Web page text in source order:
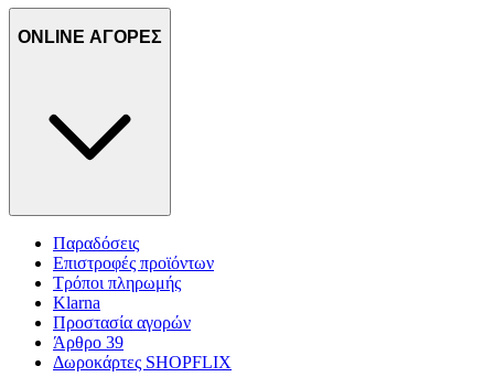
ONLINE ΑΓΟΡΕΣ
Παραδόσεις
Επιστροφές προϊόντων
Τρόποι πληρωμής
Klarna
Προστασία αγορών
Άρθρο 39
Δωροκάρτες SHOPFLIX